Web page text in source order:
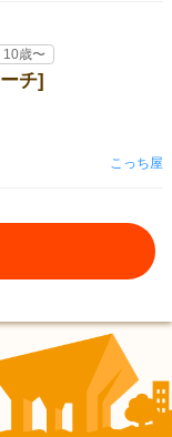
チ]
10歳〜
こっち屋